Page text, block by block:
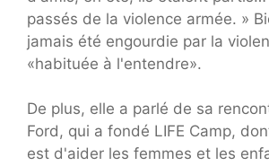
passés de la violence armée. »
jamais été engourdie par la
«habituée à l'entendre».
De plus, elle a parlé de sa
Ford, qui a fondé LIFE Camp,
est d'aider les femmes et les